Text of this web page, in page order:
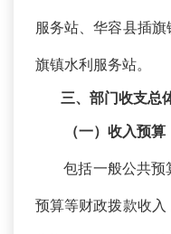
服务站、华容县插
旗镇水利服务站。
三、部门收支总
（一）收入预算
包括一般公共预
预算等财政拨款收